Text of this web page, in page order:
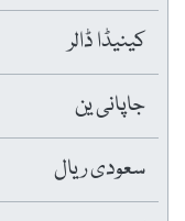
کینیڈا ڈالر
جاپانی ین
سعودی ریال